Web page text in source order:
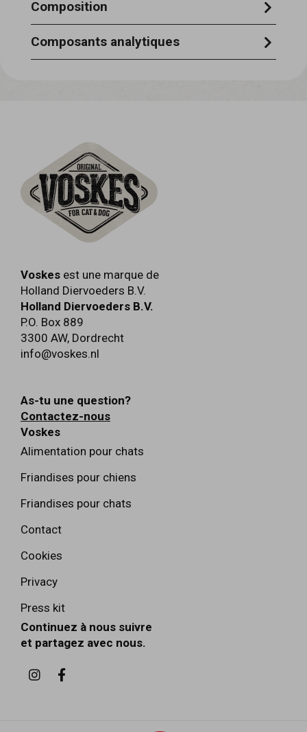
Composition
thon 51%, poulet 4,7%, riz 1,5%, gélatine
végétale 0,75%.
Composants analytiques
Voskes est une marque de
Holland Diervoeders B.V.
Holland Diervoeders B.V.
P.O. Box 889
3300 AW, Dordrecht
info@voskes.nl
As-tu une question?
Contactez-nous
Voskes
Alimentation pour chats
Friandises pour chiens
Friandises pour chats
Contact
Cookies
Privacy
Press kit
Continuez à nous suivre
et partagez avec nous.